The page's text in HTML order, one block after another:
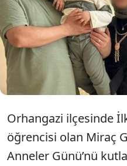
kutlamak için
(9), iddiaya
oynarken
Miraç
Orhangazi ilçesinde
öğrencisi olan Miraç
Anneler Günü’nü